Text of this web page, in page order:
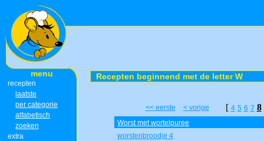
menu
recepten
laatste
per categorie
alfabetisch
zoeken
extra
Recepten beginnend met de letter W
<< eerste < vorige [ 4 5 6 7 8
Worst met wortelpuree
worstenbroodje 4